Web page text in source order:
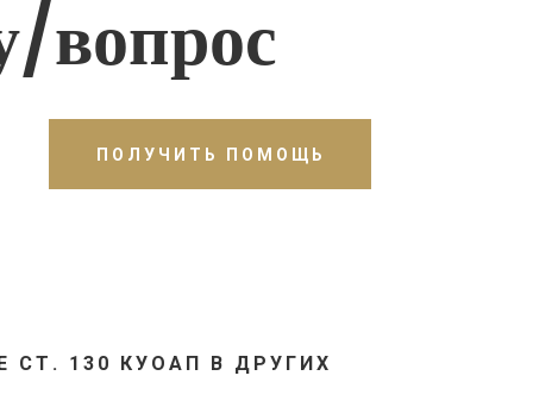
вопрос
ПОЛУЧИТЬ ПОМОЩЬ
130 КУОАП В ДРУГИХ